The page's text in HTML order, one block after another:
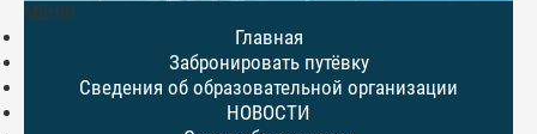
МЕНЮ
Главная
Забронировать путёвку
Сведения об образовательной организации
НОВОСТИ